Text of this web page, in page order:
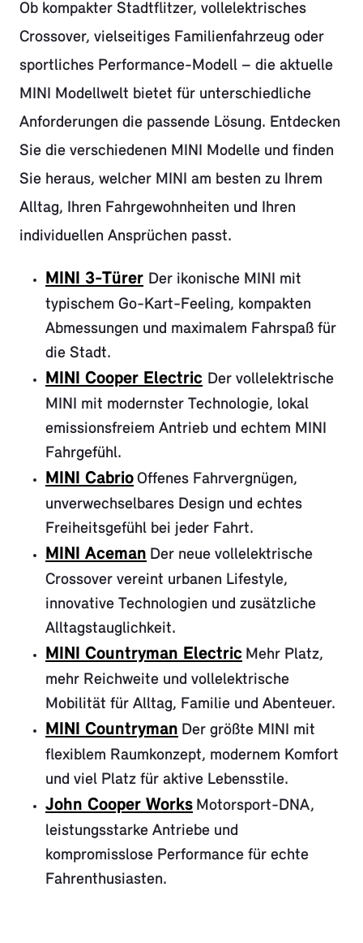
Ob kompakter Stadtflitzer, vollelektrisches
Crossover, vielseitiges Familienfahrzeug oder
sportliches Performance-Modell – die aktuelle
MINI Modellwelt bietet für unterschiedliche
Anforderungen die passende Lösung. Entdecken
Sie die verschiedenen MINI Modelle und finden
Sie heraus, welcher MINI am besten zu Ihrem
Alltag, Ihren Fahrgewohnheiten und Ihren
individuellen Ansprüchen passt.
MINI 3-Türer Der ikonische MINI mit
typischem Go-Kart-Feeling, kompakten
Abmessungen und maximalem Fahrspaß für
die Stadt.
MINI Cooper Electric Der vollelektrische
MINI mit modernster Technologie, lokal
emissionsfreiem Antrieb und echtem MINI
Fahrgefühl.
MINI Cabrio Offenes Fahrvergnügen,
unverwechselbares Design und echtes
Freiheitsgefühl bei jeder Fahrt.
MINI Aceman Der neue vollelektrische
Crossover vereint urbanen Lifestyle,
innovative Technologien und zusätzliche
Alltagstauglichkeit.
MINI Countryman Electric Mehr Platz,
mehr Reichweite und vollelektrische
Mobilität für Alltag, Familie und Abenteuer.
MINI Countryman Der größte MINI mit
flexiblem Raumkonzept, modernem Komfort
und viel Platz für aktive Lebensstile.
John Cooper Works Motorsport-DNA,
leistungsstarke Antriebe und
kompromisslose Performance für echte
Fahrenthusiasten.